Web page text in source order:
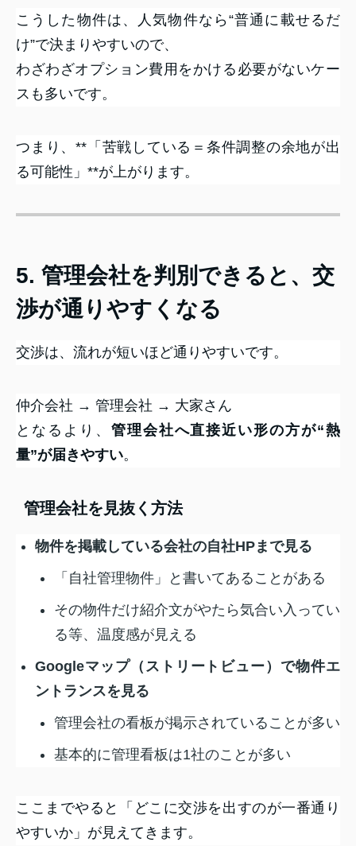
こうした物件は、人気物件なら“普通に載せるだ
け”で決まりやすいので、
わざわざオプション費用をかける必要がないケー
スも多いです。
つまり、**「苦戦している＝条件調整の余地が出
る可能性」**が上がります。
5. 管理会社を判別できると、交
渉が通りやすくなる
交渉は、流れが短いほど通りやすいです。
仲介会社 → 管理会社 → 大家さん
となるより、 管理会社へ直接近い形の方が“熱
量”が届きやすい。
管理会社を見抜く方法
物件を掲載している会社の自社HPまで見る
「自社管理物件」と書いてあることがある
その物件だけ紹介文がやたら気合い入ってい
る等、温度感が見える
Googleマップ（ストリートビュー）で物件エ
ントランスを見る
管理会社の看板が掲示されていることが多い
基本的に管理看板は1社のことが多い
ここまでやると「どこに交渉を出すのが一番通り
やすいか」が見えてきます。